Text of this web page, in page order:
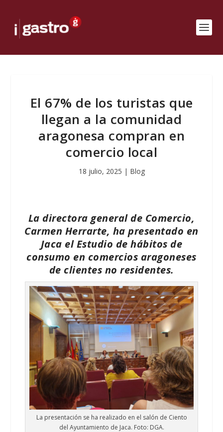
El 67% de los turistas que
llegan a la comunidad
aragonesa compran en
comercio local
18 julio, 2025 | Blog
La directora general de Comercio,
Carmen Herrarte, ha presentado en
Jaca el Estudio de hábitos de
consumo en comercios aragoneses
de clientes no residentes.
La presentación se ha realizado en el salón de Ciento
del Ayuntamiento de Jaca. Foto: DGA.